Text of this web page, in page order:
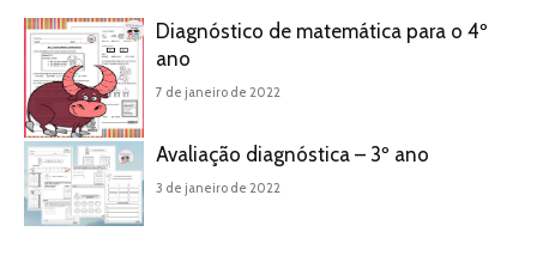
Diagnóstico de matemática para o 4º
ano
7 de janeiro de 2022
Avaliação diagnóstica – 3º ano
3 de janeiro de 2022